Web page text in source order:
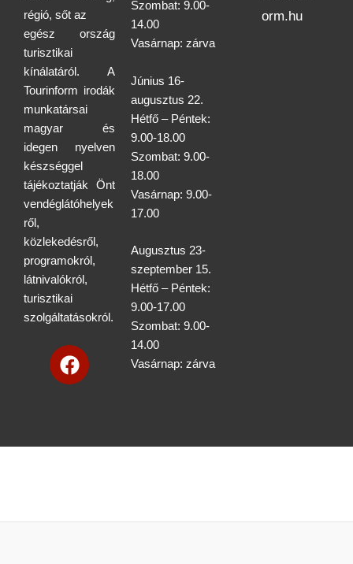
régió, sőt az
egész ország
turisztikai
kínálatáról. A
Tourinform irodák
munkatársai
magyar és
idegen nyelven
készséggel
tájékoztatják Önt
vendéglátóhelyek
ről,
közlekedésről,
programokról,
látnivalókról,
turisztikai
szolgáltatásokról.
F
a
o
Szombat: 9.00-
14.00
Vasárnap: zárva
Június 16-
augusztus 22.
Hétfő – Péntek:
9.00-18.00
Szombat: 9.00-
18.00
Vasárnap: 9.00-
17.00
Augusztus 23-
szeptember 15.
Hétfő – Péntek:
9.00-17.00
Szombat: 9.00-
14.00
Vasárnap: zárva
orm.hu